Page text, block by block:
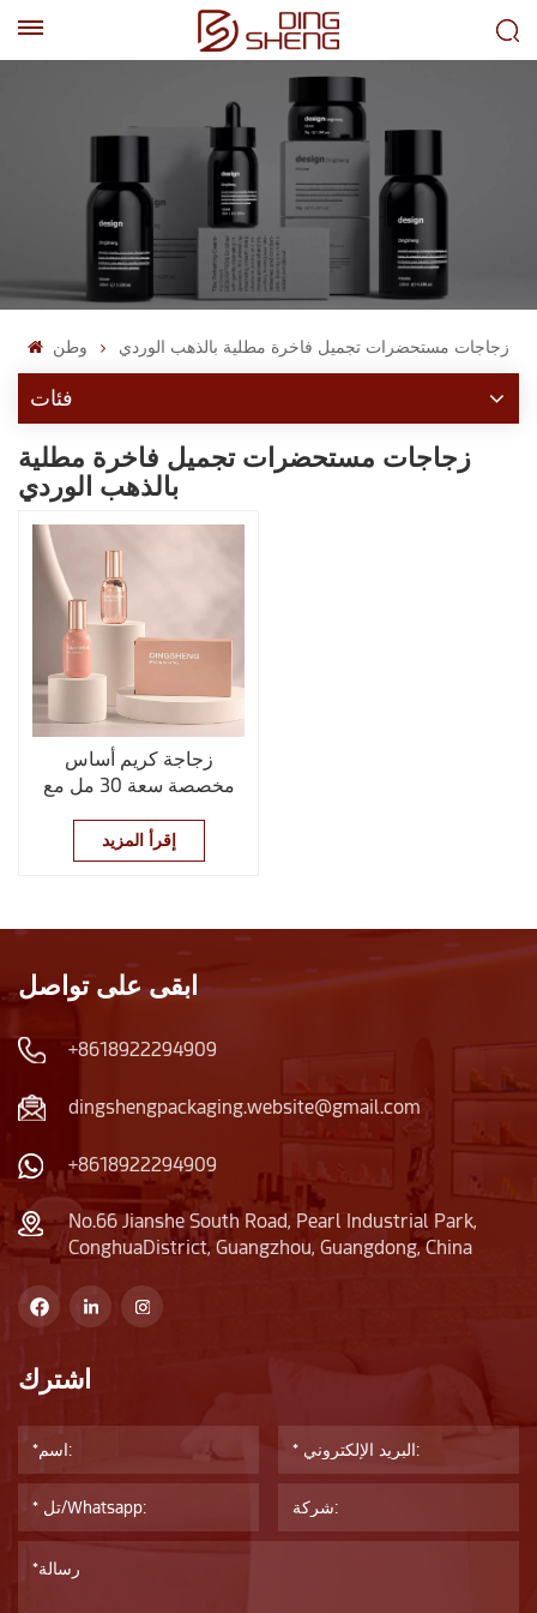
وطن زجاجات مستحضرات تجميل فاخرة مطلية بالذهب الوردي
فئات
زجاجات مستحضرات تجميل فاخرة مطلية
بالذهب الوردي
زجاجة كريم أساس
مخصصة سعة 30 مل مع
إقرأ المزيد
ابقى على تواصل
+8618922294909
dingshengpackaging.website@gmail.com
+8618922294909
No.66 Jianshe South Road, Pearl Industrial Park,
ConghuaDistrict, Guangzhou, Guangdong, China
اشترك